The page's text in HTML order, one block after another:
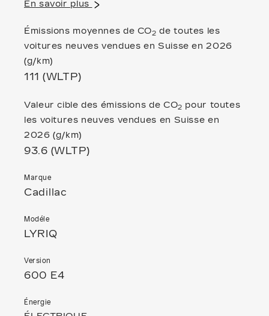
En savoir plus
Émissions moyennes de CO2 de toutes les
voitures neuves vendues en Suisse en 2026
(g/km)
111 (WLTP)
Valeur cible des émissions de CO2 pour toutes
les voitures neuves vendues en Suisse en
2026 (g/km)
93.6 (WLTP)
Marque
Cadillac
Modéle
LYRIQ
Version
600 E4
Énergie